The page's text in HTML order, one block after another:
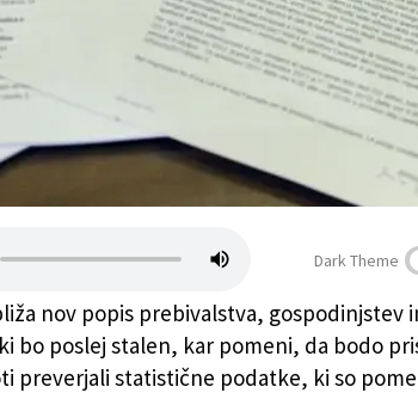
Dark Theme
nov popis prebivalstva, gospodinjstev
bo poslej stalen, kar pomeni, da bodo
preverjali statistične podatke, ki so